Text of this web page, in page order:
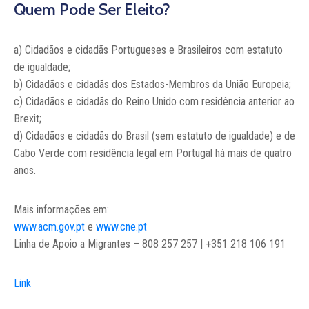
Quem Pode Ser Eleito?
a) Cidadãos e cidadãs Portugueses e Brasileiros com estatuto
de igualdade;
b) Cidadãos e cidadãs dos Estados-Membros da União Europeia;
c) Cidadãos e cidadãs do Reino Unido com residência anterior ao
Brexit;
d) Cidadãos e cidadãs do Brasil (sem estatuto de igualdade) e de
Cabo Verde com residência legal em Portugal há mais de quatro
anos.
Mais informações em:
www.acm.gov.pt e www.cne.pt
Linha de Apoio a Migrantes – 808 257 257 | +351 218 106 191
Link